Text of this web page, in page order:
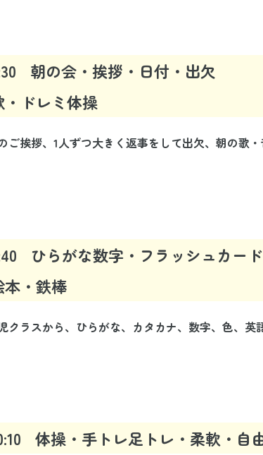
朝の会・挨拶・日付・出欠
・ドレミ体操
ご挨拶、1人ずつ大きく返事をして出欠、朝の歌
ひらがな数字・フラッシュカード
本・鉄棒
クラスから、ひらがな、カタカナ、数字、色、英
体操・手トレ足トレ・柔軟・自